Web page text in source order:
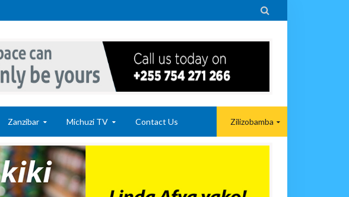

Zanzibar Michuzi TV Contact Us Zilizobamba